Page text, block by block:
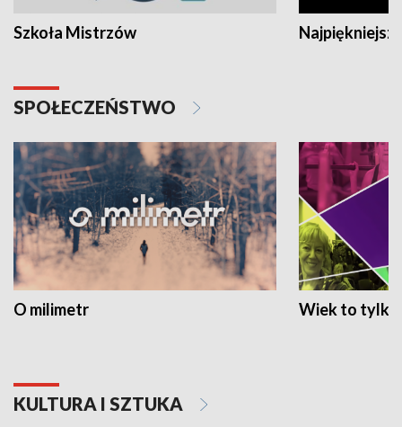
Szkoła Mistrzów
SPOŁECZEŃSTWO
O milimetr Wiek to tylko
KULTURA I SZTUKA